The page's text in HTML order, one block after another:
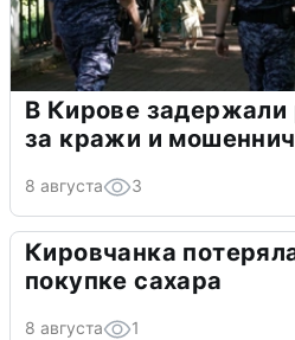
В Кирове задержали
за кражи и
8 августа 3
Кировчанка
покупке сахара
8 августа 1